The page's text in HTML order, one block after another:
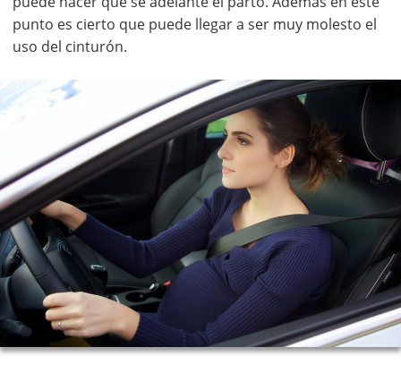
punto es cierto que puede llegar a ser muy molesto el
uso del cinturón.